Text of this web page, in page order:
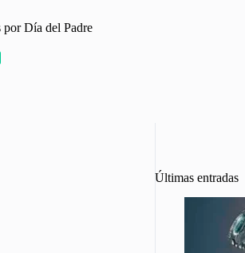
por Día del Padre
Últimas entradas